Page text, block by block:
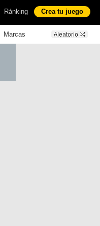
Ránking Crea tu juego
Marcas